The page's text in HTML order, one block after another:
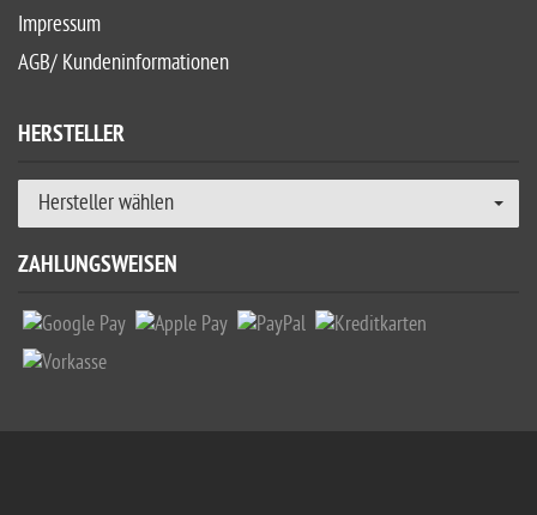
Impressum
AGB/ Kundeninformationen
HERSTELLER
Hersteller wählen
ZAHLUNGSWEISEN